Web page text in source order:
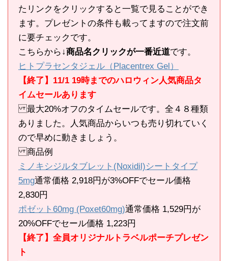
たリンクをクリックすると一覧で見ることができ
ます。プレゼントの条件も載ってますので注文前
に要チェックです。
こちらから ↓商品名クリックが一番近道です。
ヒトプラセンタジェル（Placentrex Gel）
【終了】11/1 19時までのハロウィン人気商品タ
イムセールあります
最大20%オフのタイムセールです。全４８種類
ありました。人気商品からいつも売り切れていく
ので早めに動きましょう。
商品例
ミノキシジルタブレット(Noxidil)シートタイプ
5mg通常価格 2,918円が3%OFFでセール価格
2,830円
ポゼット60mg (Poxet60mg)通常価格 1,529円が
20%OFFでセール価格 1,223円
【終了】全員オリジナルトラベルポーチプレゼン
ト